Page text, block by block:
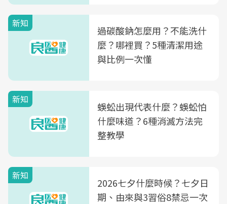
新知
過碳酸鈉怎麼用？不能洗什
麼？哪裡買？5種清潔用途
與比例一次懂
新知
蜈蚣出現代表什麼？蜈蚣怕
什麼味道？6種消滅方法完
整教學
新知
2026七夕什麼時候？七夕日
期、由來與3習俗8禁忌一次